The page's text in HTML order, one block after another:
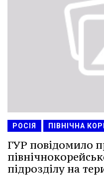
РОСІЯ ПІВНІЧНА
ГУР повідомило
підрозділу на